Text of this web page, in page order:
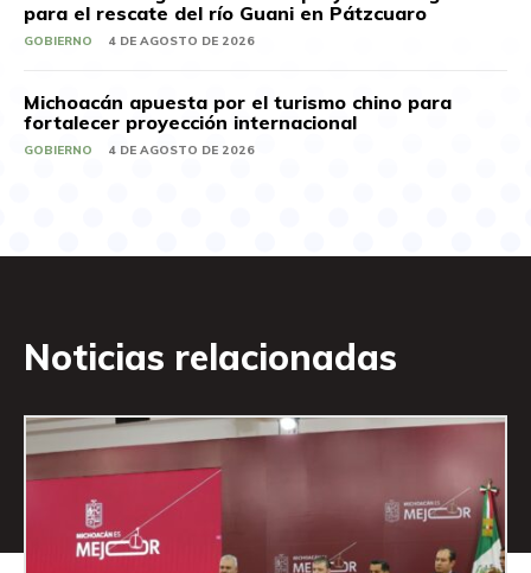
para el rescate del río Guani en Pátzcuaro
GOBIERNO 4 DE AGOSTO DE 2026
Michoacán apuesta por el turismo chino para
fortalecer proyección internacional
GOBIERNO 4 DE AGOSTO DE 2026
Noticias relacionadas